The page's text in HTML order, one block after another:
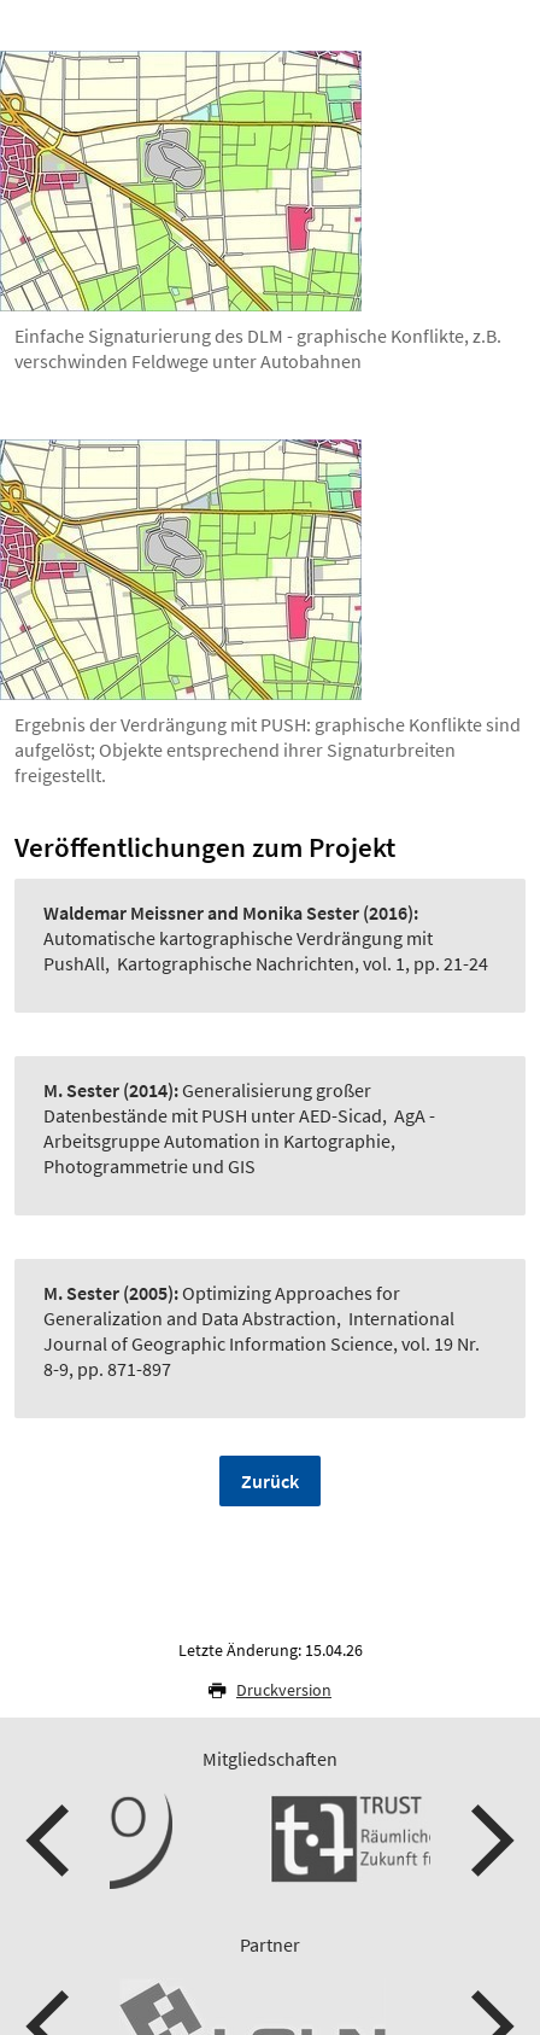
Einfache Signaturierung des DLM - graphische Konflikte, z.B.
verschwinden Feldwege unter Autobahnen
Ergebnis der Verdrängung mit PUSH: graphische Konflikte sind
aufgelöst; Objekte entsprechend ihrer Signaturbreiten
freigestellt.
Veröffentlichungen zum Projekt
Waldemar Meissner and Monika Sester (2016):
Automatische kartographische Verdrängung mit
PushAll, Kartographische Nachrichten, vol. 1, pp. 21-24
M. Sester (2014):Generalisierung großer
Datenbestände mit PUSH unter AED-Sicad, AgA -
Arbeitsgruppe Automation in Kartographie,
Photogrammetrie und GIS
M. Sester (2005):Optimizing Approaches for
Generalization and Data Abstraction, International
Journal of Geographic Information Science, vol. 19 Nr.
8-9, pp. 871-897
Zurück
Letzte Änderung: 15.04.26
Druckversion
Mitgliedschaften
Partner